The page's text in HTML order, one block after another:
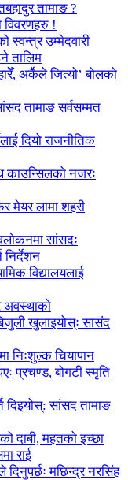
तामाङ ?
विवरणहरु !
स्वन्त्र उम्मेदवारी
तालिम
अर्कैले जित्यो’ बोलको
तामाङ सर्वसम्मत
दियो राजनीतिक
काउन्सिलको नजरः
मेयर लामा शहरी
सांसदः
विद्यालयलाई
अवस्थाको
खुलाइयोस्ः सासंद
निःशुल्क चियापान
प्रचण्ड, बोगटी स्मृति
दिइयोस्: सांसद तामाङ
दाबी, महतको इच्छा
राई
मछिन्द्र नरसिंह